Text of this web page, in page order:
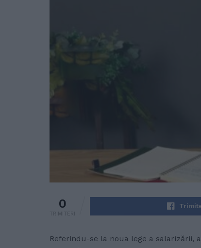
0
TRIMITERI
Referindu-se la noua lege a salarizării,